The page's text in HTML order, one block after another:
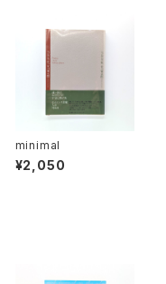
minimal
¥2,050